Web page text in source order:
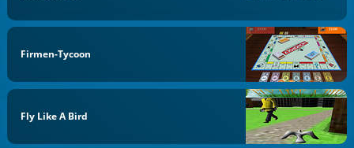
Firmen-Tycoon
Fly Like A Bird